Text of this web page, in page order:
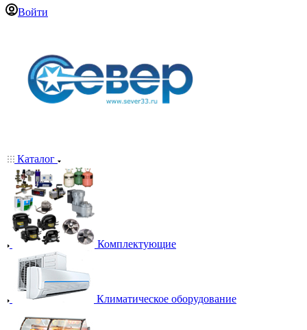
Войти
Каталог
Комплектующие
Климатическое оборудование